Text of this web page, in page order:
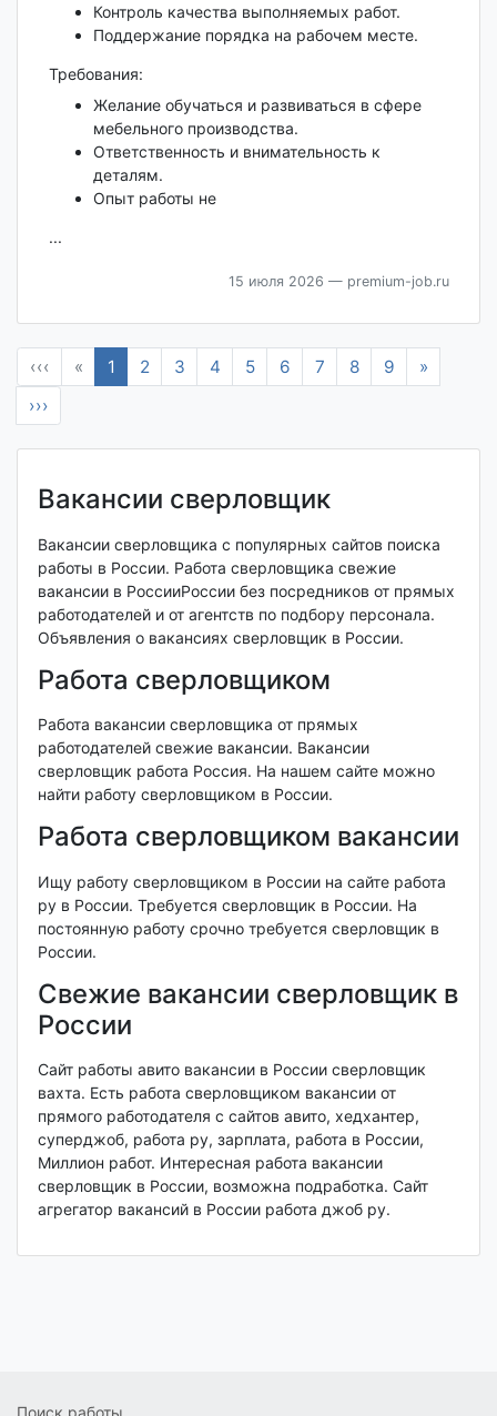
Контроль качества выполняемых работ.
Поддержание порядка на рабочем месте.
Требования:
Желание обучаться и развиваться в сфере
мебельного производства.
Ответственность и внимательность к
деталям.
Опыт работы не
...
15 июля 2026 — premium-job.ru
‹‹‹ « 1 2 3 4 5 6 7 8 9
»
›››
Вакансии сверловщик
Вакансии сверловщика с популярных сайтов поиска
работы в России. Работа сверловщика свежие
вакансии в РоссииРоссии без посредников от прямых
работодателей и от агентств по подбору персонала.
Объявления о вакансиях сверловщик в России.
Работа сверловщиком
Работа вакансии сверловщика от прямых
работодателей свежие вакансии. Вакансии
сверловщик работа Россия. На нашем сайте можно
найти работу сверловщиком в России.
Работа сверловщиком вакансии
Ищу работу сверловщиком в России на сайте работа
ру в России. Требуется сверловщик в России. На
постоянную работу срочно требуется сверловщик в
России.
Свежие вакансии сверловщик в
России
Сайт работы авито вакансии в России сверловщик
вахта. Есть работа сверловщиком вакансии от
прямого работодателя с сайтов авито, хедхантер,
суперджоб, работа ру, зарплата, работа в России,
Миллион работ. Интересная работа вакансии
сверловщик в России, возможна подработка. Сайт
агрегатор вакансий в России работа джоб ру.
Поиск работы